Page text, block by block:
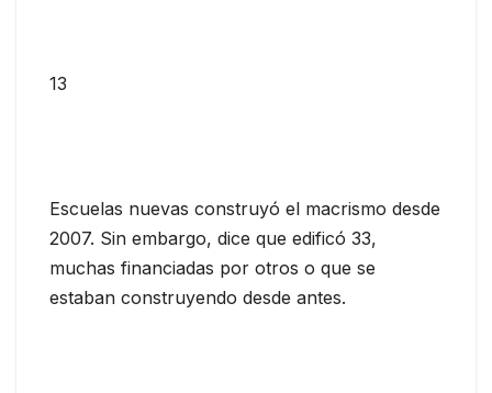
13
Escuelas nuevas construyó el macrismo desde
2007. Sin embargo, dice que edificó 33,
muchas financiadas por otros o que se
estaban construyendo desde antes.